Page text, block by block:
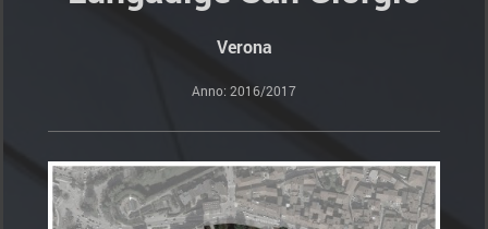
Verona
Anno: 2016/2017